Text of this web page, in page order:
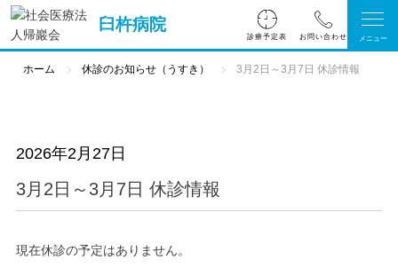
臼杵病院
診療予定表
ホーム 休診のお知らせ（うすき） 3月2日～3月7日 休診情報
2026年2月27日
3月2日～3月7日 休診情報
現在休診の予定はありません。